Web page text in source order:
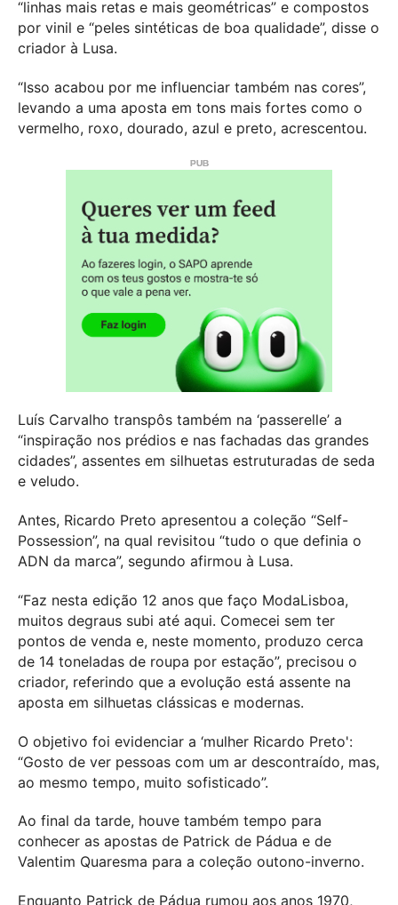
“linhas mais retas e mais geométricas” e compostos
por vinil e “peles sintéticas de boa qualidade”, disse o
criador à Lusa.
“Isso acabou por me influenciar também nas cores”,
levando a uma aposta em tons mais fortes como o
vermelho, roxo, dourado, azul e preto, acrescentou.
Luís Carvalho transpôs também na ‘passerelle’ a
“inspiração nos prédios e nas fachadas das grandes
cidades”, assentes em silhuetas estruturadas de seda
e veludo.
Antes, Ricardo Preto apresentou a coleção “Self-
Possession”, na qual revisitou “tudo o que definia o
ADN da marca”, segundo afirmou à Lusa.
“Faz nesta edição 12 anos que faço ModaLisboa,
muitos degraus subi até aqui. Comecei sem ter
pontos de venda e, neste momento, produzo cerca
de 14 toneladas de roupa por estação”, precisou o
criador, referindo que a evolução está assente na
aposta em silhuetas clássicas e modernas.
O objetivo foi evidenciar a ‘mulher Ricardo Preto':
“Gosto de ver pessoas com um ar descontraído, mas,
ao mesmo tempo, muito sofisticado”.
Ao final da tarde, houve também tempo para
conhecer as apostas de Patrick de Pádua e de
Valentim Quaresma para a coleção outono-inverno.
Enquanto Patrick de Pádua rumou aos anos 1970,